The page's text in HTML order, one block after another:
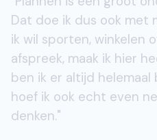
Dat doe ik dus ook met
ik wil sporten, winkelen
afspreek, maak ik hier
ben ik er altijd
hoef ik ook echt even
denken."